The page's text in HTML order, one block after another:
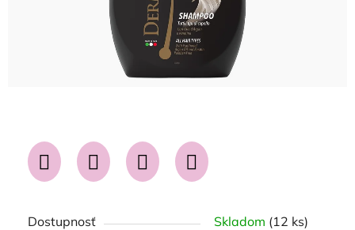
Dostupnosť Skladom (12 ks)